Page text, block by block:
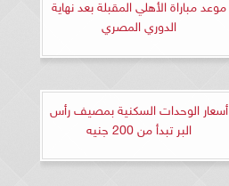
موعد مباراة الأهلي المقبلة بعد نهاية
الدوري المصري
أسعار الوحدات السكنية بمصيف رأس
البر تبدأ من 200 جنيه